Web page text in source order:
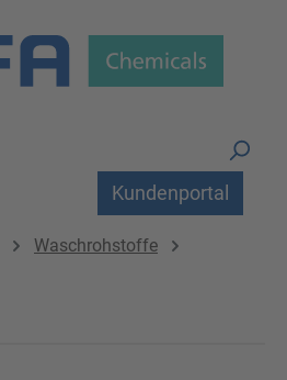
Kundenportal
Waschrohstoffe